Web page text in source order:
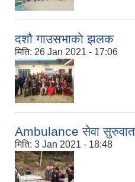
दशौ गाउसभाकाे झलक
मिति: 26 Jan 2021 - 17:06
Ambulance सेवा सुरुवात
मिति: 3 Jan 2021 - 18:48